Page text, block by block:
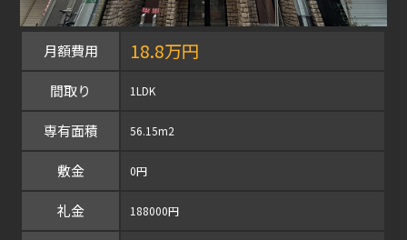
月額費用 18.8万円
間取り 1LDK
専有面積 56.15m2
敷金 0円
礼金 188000円